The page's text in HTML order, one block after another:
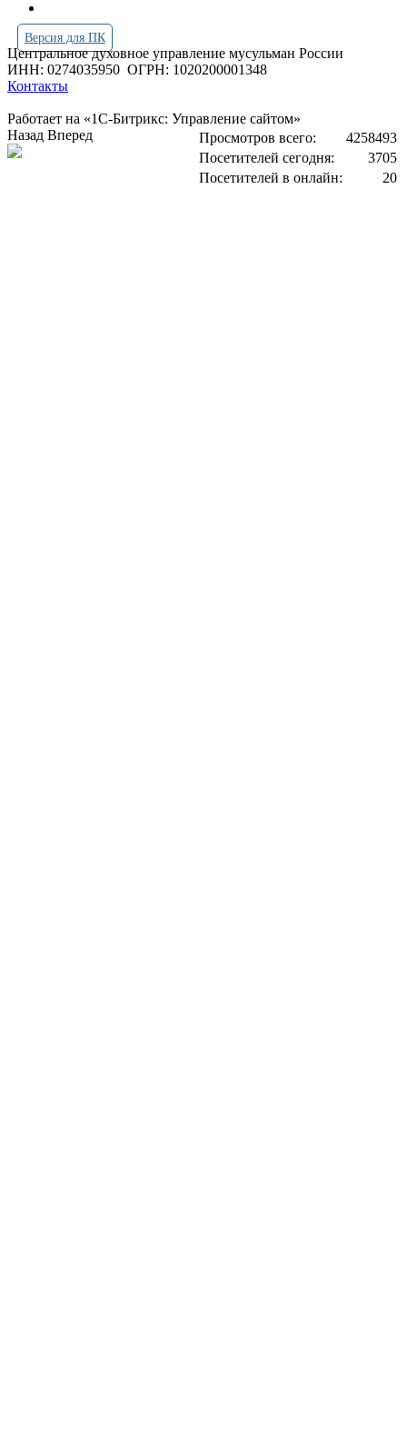
Версия для ПК
Центральное духовное управление мусульман России
ИНН: 0274035950 ОГРН: 1020200001348
Контакты
Работает на «1С-Битрикс: Управление сайтом»
Просмотров всего:
4258493
Посетителей сегодня:
3705
Посетителей в онлайн:
20
Назад Вперед